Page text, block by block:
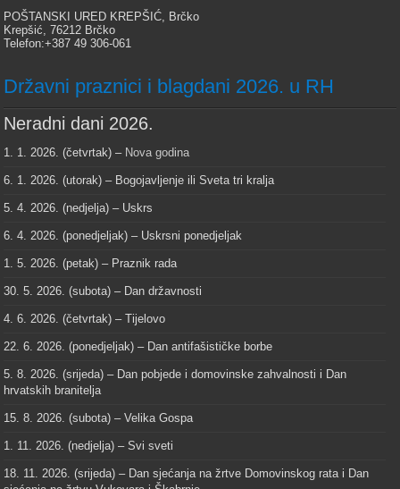
POŠTANSKI URED KREPŠIĆ, Brčko
Krepšić, 76212 Brčko
Telefon:+387 49 306-061
Državni praznici i blagdani 2026. u RH
Neradni dani 2026.
1. 1. 2026. (četvrtak) – Nova godina
6. 1. 2026. (utorak) – Bogojavljenje ili Sveta tri kralja
5. 4. 2026. (nedjelja) – Uskrs
6. 4. 2026. (ponedjeljak) – Uskrsni ponedjeljak
1. 5. 2026. (petak) – Praznik rada
30. 5. 2026. (subota) – Dan državnosti
4. 6. 2026. (četvrtak) – Tijelovo
22. 6. 2026. (ponedjeljak) – Dan antifašističke borbe
5. 8. 2026. (srijeda) – Dan pobjede i domovinske zahvalnosti i Dan
hrvatskih branitelja
15. 8. 2026. (subota) – Velika Gospa
1. 11. 2026. (nedjelja) – Svi sveti
18. 11. 2026. (srijeda) – Dan sjećanja na žrtve Domovinskog rata i Dan